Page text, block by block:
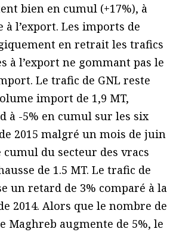
bien en cumul (+17%), à
à l’export. Les imports de
en retrait les trafics
à l’export ne gommant pas le
Le trafic de GNL reste
import de 1,9 MT,
à -5% en cumul sur les six
2015 malgré un mois de juin
du secteur des vracs
de 1.5 MT. Le trafic de
un retard de 3% comparé à la
2014. Alors que le nombre de
Maghreb augmente de 5%, le